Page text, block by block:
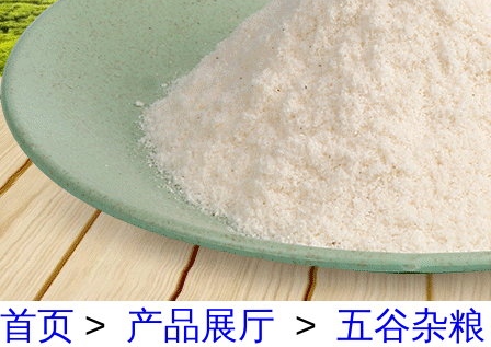
首页 > 产品展厅 > 五谷杂粮